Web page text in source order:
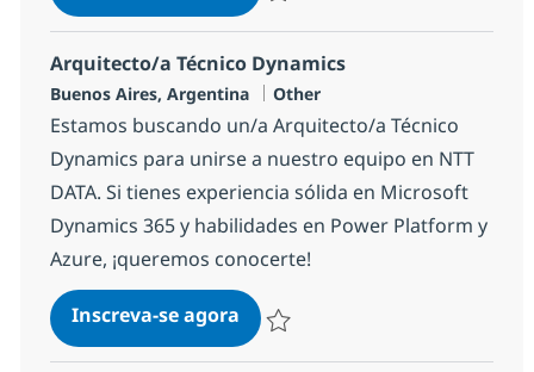
Arquitecto/a Técnico Dynamics
Localização
Buenos Aires, Argentina Categoria
Other
Estamos buscando un/a Arquitecto/a Técnico
Dynamics para unirse a nuestro equipo en NTT
DATA. Si tienes experiencia sólida en Microsoft
Dynamics 365 y habilidades en Power Platform y
Azure, ¡queremos conocerte!
Inscreva-se agoraArquitecto/a Técnico Dynamics